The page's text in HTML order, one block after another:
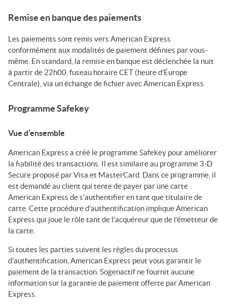
Remise en banque des paiements
Les paiements sont remis vers American Express
conformément aux modalités de paiement définies par vous-
même. En standard, la remise en banque est déclenchée la nuit
à partir de 22h00, fuseau horaire CET (heure d’Europe
Centrale), via un échange de fichier avec American Express.
Programme Safekey
Vue d’ensemble
American Express a créé le programme Safekey pour améliorer
la fiabilité des transactions. Il est similaire au programme 3-D
Secure proposé par Visa et MasterCard. Dans ce programme, il
est demandé au client qui tente de payer par une carte
American Express de s’authentifier en tant que titulaire de
carte. Cette procédure d’authentification implique American
Express qui joue le rôle tant de l’acquéreur que de l’émetteur de
la carte.
Si toutes les parties suivent les règles du processus
d’authentification, American Express peut vous garantir le
paiement de la transaction. Sogenactif ne fournit aucune
information sur la garantie de paiement offerte par American
Express.